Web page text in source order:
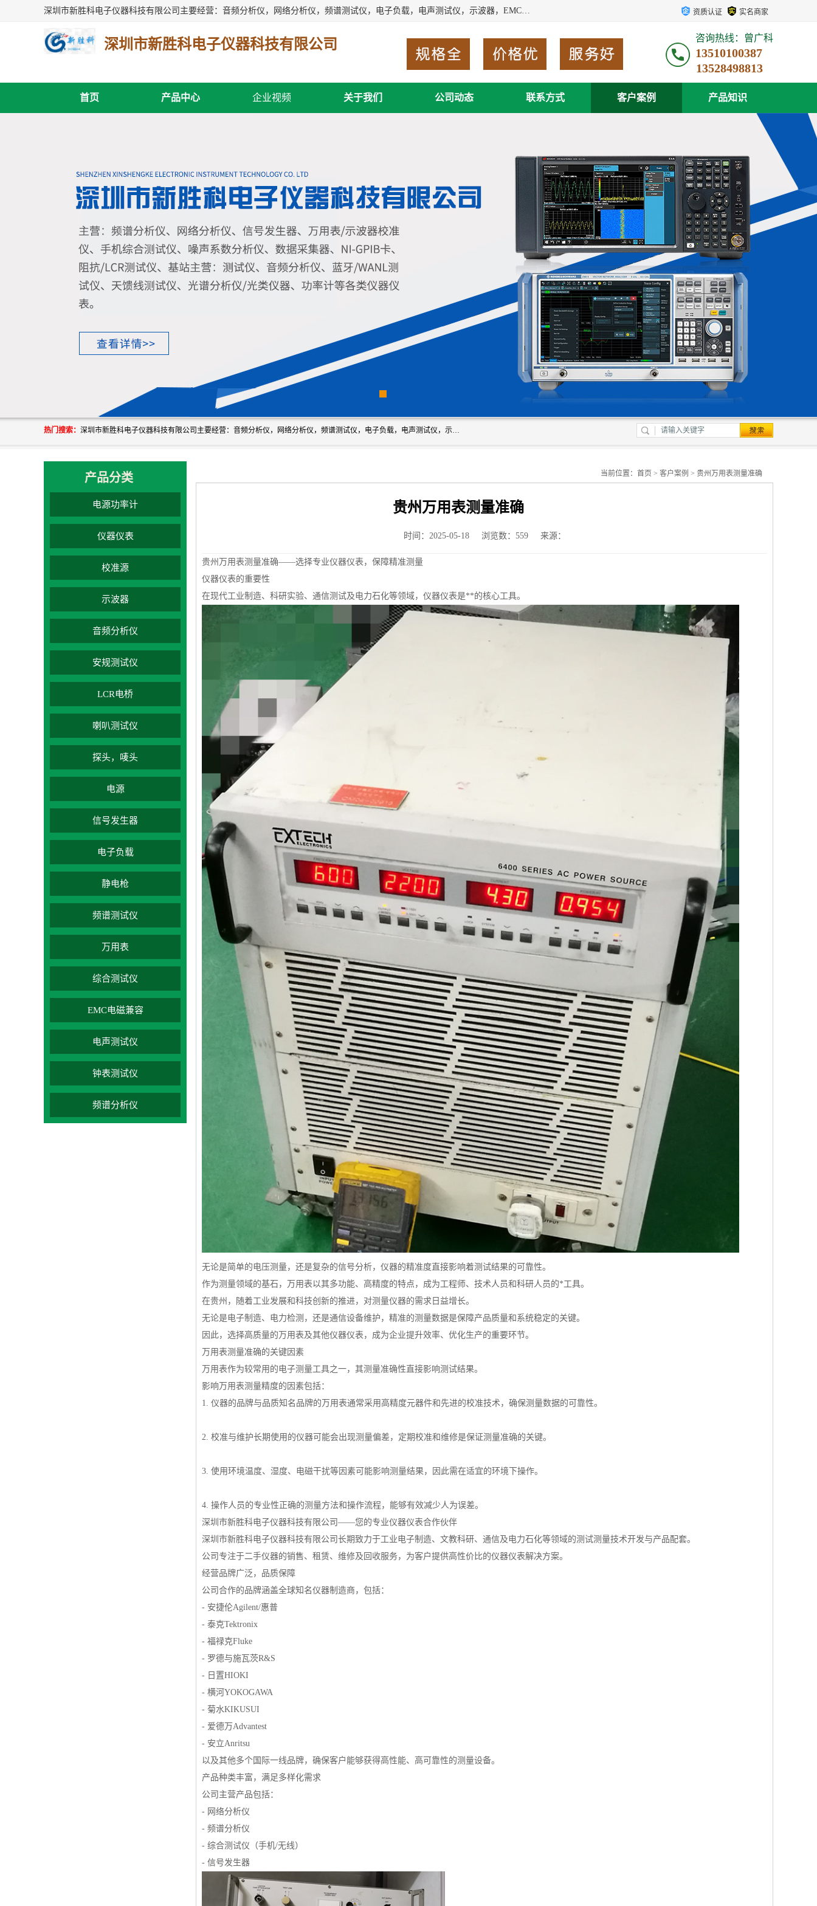
深圳市新胜科电子仪器科技有限公司主要经营：音频分析仪，网络分析仪，频谱测试仪，电子负载，电声测试仪，示波器，EMC电磁兼容测，调制分析仪，LCR测量仪，数字电桥，三相标准源，音频扫频仪，时钟检测仪，信号发生器，电子表，万用表，功率计，喇叭测试仪，综合测试仪等；深圳市新胜科电子仪器科技有限公司希望能与您成为合作伙伴 资质认证 实名商家
深圳市新胜科电子仪器科技有限公司 咨询热线：曾广科
13510100387
首页 产品中心 企业视频 关于我们 公司动态 联系方式 客户案例 产品知识
热门搜索： 深圳市新胜科电子仪器科技有限公司主要经营：音频分析仪，网络分析仪，频谱测试仪，电子负载，电声测试仪，示波器，EMC电磁兼容测，调制分析仪，LCR测量仪，数字电桥，三相标准源，音频扫频仪，时钟检测仪，信号发生器，电子表，万用表，功率计，喇叭测试仪，综合测试仪等；深圳市新胜科电子仪器科技有限公司希望能与您成为合作伙伴
产品分类
电源功率计
仪器仪表
校准源
示波器
音频分析仪
安规测试仪
LCR电桥
喇叭测试仪
探头，唛头
电源
信号发生器
电子负载
静电枪
频谱测试仪
万用表
综合测试仪
EMC电磁兼容
电声测试仪
钟表测试仪
频谱分析仪
当前位置： 首页 > 客户案例 > 贵州万用表测量准确
贵州万用表测量准确
时间：2025-05-18 浏览数：559 来源：
贵州万用表测量准确——选择专业仪器仪表，保障精准测量
仪器仪表的重要性
在现代工业制造、科研实验、通信测试及电力石化等领域，仪器仪表是**的核心工具。
无论是简单的电压测量，还是复杂的信号分析，仪器的精准度直接影响着测试结果的可靠性。
作为测量领域的基石，万用表以其多功能、高精度的特点，成为工程师、技术人员和科研人员的*工具。
在贵州，随着工业发展和科技创新的推进，对测量仪器的需求日益增长。
无论是电子制造、电力检测，还是通信设备维护，精准的测量数据是保障产品质量和系统稳定的关键。
因此，选择高质量的万用表及其他仪器仪表，成为企业提升效率、优化生产的重要环节。
万用表测量准确的关键因素
万用表作为较常用的电子测量工具之一，其测量准确性直接影响测试结果。
影响万用表测量精度的因素包括：
1. 仪器的品牌与品质知名品牌的万用表通常采用高精度元器件和先进的校准技术，确保测量数据的可靠性。
2. 校准与维护长期使用的仪器可能会出现测量偏差，定期校准和维修是保证测量准确的关键。
3. 使用环境温度、湿度、电磁干扰等因素可能影响测量结果，因此需在适宜的环境下操作。
4. 操作人员的专业性正确的测量方法和操作流程，能够有效减少人为误差。
深圳市新胜科电子仪器科技有限公司——您的专业仪器仪表合作伙伴
深圳市新胜科电子仪器科技有限公司长期致力于工业电子制造、文教科研、通信及电力石化等领域的测试测量技术开发与产品配套。
公司专注于二手仪器的销售、租赁、维修及回收服务，为客户提供高性价比的仪器仪表解决方案。
经营品牌广泛，品质保障
公司合作的品牌涵盖全球知名仪器制造商，包括：
- 安捷伦Agilent/惠普
- 泰克Tektronix
- 福禄克Fluke
- 罗德与施瓦茨R&S
- 日置HIOKI
- 横河YOKOGAWA
- 菊水KIKUSUI
- 爱德万Advantest
- 安立Anritsu
以及其他多个国际一线品牌，确保客户能够获得高性能、高可靠性的测量设备。
产品种类丰富，满足多样化需求
公司主营产品包括：
- 网络分析仪
- 频谱分析仪
- 综合测试仪（手机/无线）
- 信号发生器